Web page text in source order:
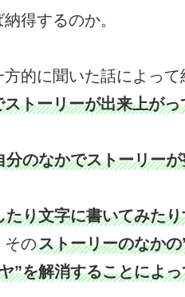
得するのか。
方的に聞いた話によっ
トーリーが出来上がっ
分のなかでストーリー
たり文字に書いてみた
そのストーリーのなか
”を解消することによ